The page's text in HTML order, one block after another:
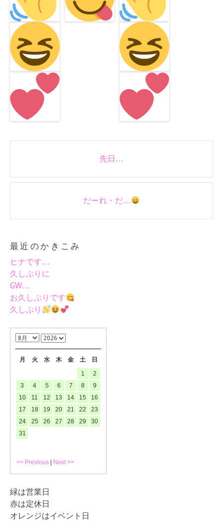
先日…
だーれ・だ…
最近のかきこみ
ヒナです…
久しぶりに
GW…
お久しぶりです
久しぶり
月 火 水 木 金 土 日
<< Previous Next >>
1
2
3
4 5 6 7 8
9
10
11 12 13 14 15
16
17
18 19 20 21 22
23
24
25 26 27 28 29
30
31
緑は営業日
赤は定休日
オレンジはイベント日